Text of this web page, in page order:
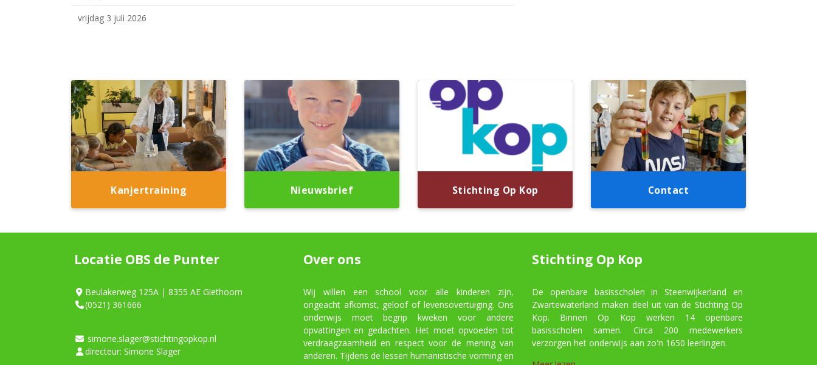
vrijdag 3 juli 2026
Kanjertraining Nieuwsbrief Stichting Op Kop Contact
Locatie OBS de Punter
Beulakerweg 125A | 8355 AE Giethoorn
(0521) 361666
simone.slager@stichtingopkop.nl
directeur: Simone Slager
Over ons
Wij willen een school voor alle kinderen zijn,
ongeacht afkomst, geloof of levensovertuiging. Ons
onderwijs moet begrip kweken voor andere
opvattingen en gedachten. Het moet opvoeden tot
verdraagzaamheid en respect voor de mening van
anderen. Tijdens de lessen humanistische vorming en
Stichting Op Kop
De openbare basisscholen in Steenwijkerland en
Zwartewaterland maken deel uit van de Stichting Op
Kop. Binnen Op Kop werken 14 openbare
basisscholen samen. Circa 200 medewerkers
verzorgen het onderwijs aan zo'n 1650 leerlingen.